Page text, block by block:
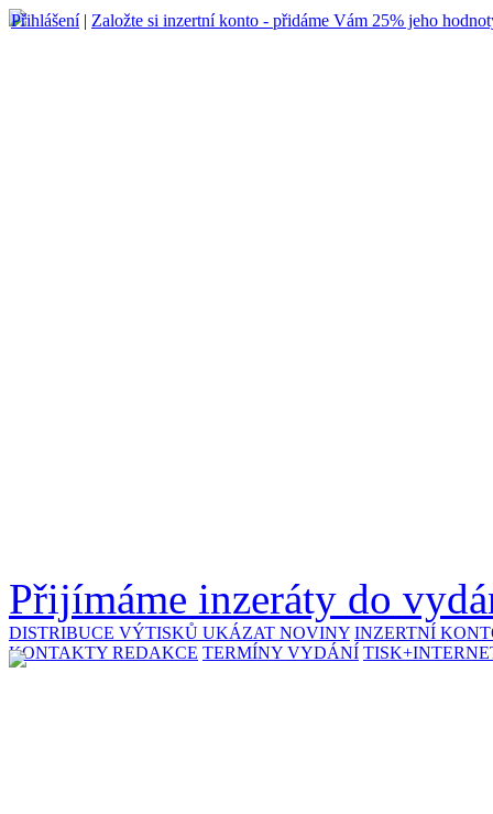
Přihlášení| Založte si inzertní konto - přidáme Vám 25% jeho
Přijímáme inzeráty do
DISTRIBUCE VÝTISKŮ UKÁZAT NOVINY INZERTNÍ
KONTAKTY REDAKCE TERMÍNY VYDÁNÍ